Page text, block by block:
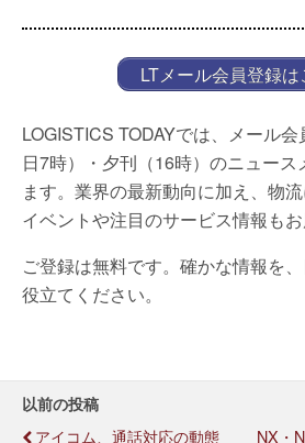
LTメール会員登録は
LOGISTICS TODAYでは、メール
日7時）・夕刊（16時）のニュー
ます。業界の最新動向に加え、物
イベントや注目のサービス情報もお
ご登録は無料です。確かな情報を
役立てください。
以前の投稿
アイコム、通話対応の動態 NX・